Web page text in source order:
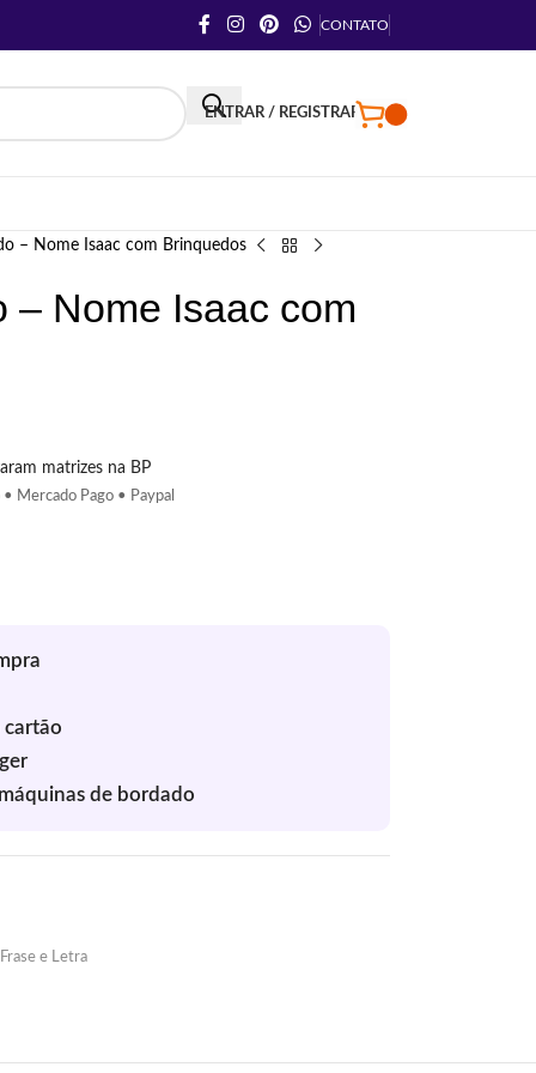
CONTATO
ENTRAR / REGISTRAR
– Nome Isaac com Brinquedos
– Nome Isaac com
matrizes na BP
Mercado Pago • Paypal
e Letra